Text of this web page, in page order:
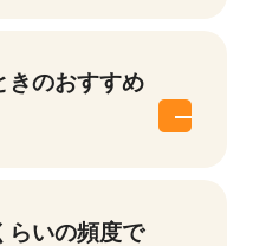
きのおすすめ
らいの頻度で